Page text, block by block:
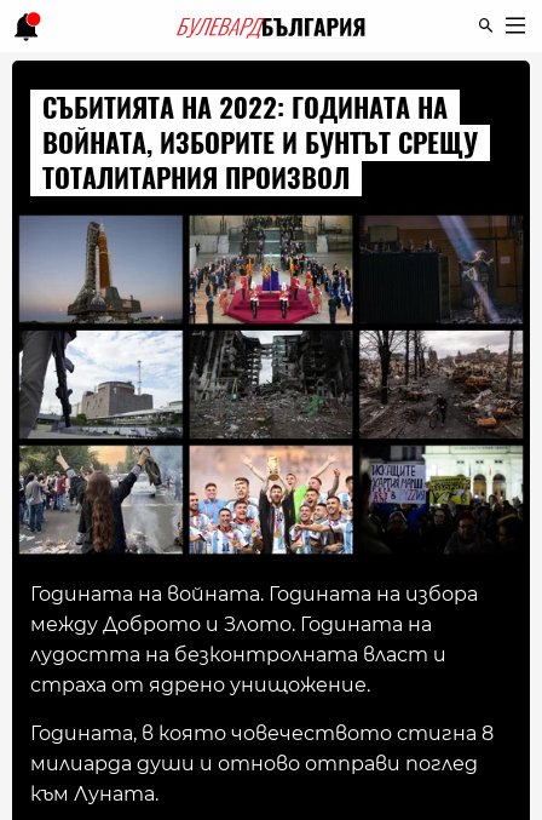
СЪБИТИЯТА НА 2022: ГОДИНАТА НА
ВОЙНАТА, ИЗБОРИТЕ И БУНТЪТ СРЕЩУ
ТОТАЛИТАРНИЯ ПРОИЗВОЛ
Годината на войната. Годината на избора
между Доброто и Злото. Годината на
лудостта на безконтролната власт и
страха от ядрено унищожение.
Годината, в която човечеството стигна 8
милиарда души и отново отправи поглед
към Луната.